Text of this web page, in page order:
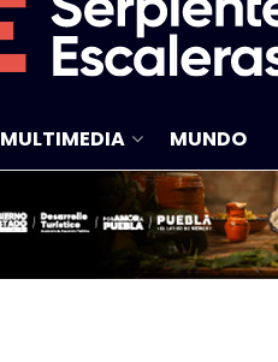
MULTIMEDIA MUNDO